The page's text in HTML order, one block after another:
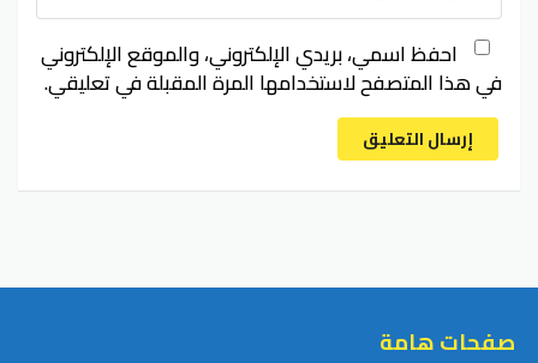
احفظ اسمي، بريدي الإلكتروني، والموقع الإلكتروني
في هذا المتصفح لاستخدامها المرة المقبلة في تعليقي.
إرسال التعليق
صفحات هامة